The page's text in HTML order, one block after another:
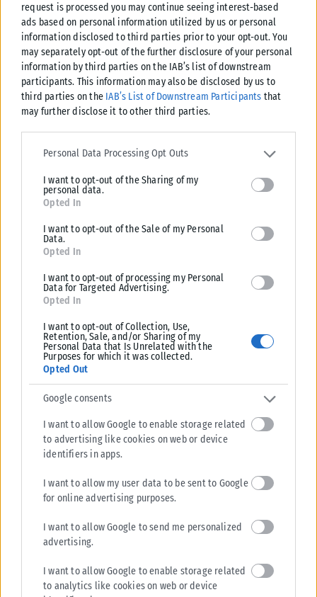
request is processed you may continue seeing interest-based
ads based on personal information utilized by us or personal
information disclosed to third parties prior to your opt-out. You
may separately opt-out of the further disclosure of your personal
information by third parties on the IAB’s list of downstream
participants. This information may also be disclosed by us to
third parties on the IAB’s List of Downstream Participants that
may further disclose it to other third parties.
Please note that this website/app uses one or more Google
services and may gather and store information including but not
deny consent to Google and its third-party tags to use your data
for below specified purposes in below Google consent section.
Personal Data Processing Opt Outs
I want to opt-out of the Sharing of my
personal data.
Opted In
I want to opt-out of the Sale of my Personal
Data.
Opted In
I want to opt-out of processing my Personal
Data for Targeted Advertising.
Opted In
I want to opt-out of Collection, Use,
Retention, Sale, and/or Sharing of my
Personal Data that Is Unrelated with the
Purposes for which it was collected.
Opted Out
Google consents
I want to allow Google to enable storage related
to advertising like cookies on web or device
identifiers in apps.
I want to allow my user data to be sent to Google
for online advertising purposes.
I want to allow Google to send me personalized
advertising.
I want to allow Google to enable storage related
to analytics like cookies on web or device
Ένας έφυγε, ένας ήρθε στον Δ.Χαλκηδόνος
πραγματοποιήθηκε σήμερα η ορκωμοσία του Στυλιανού Τζουράκη, ο
οποίος αναλαμβάνει καθήκοντα συμβούλου της Τοπικής...
ΠΑΡΑΠΟΛΙΤΙΚΆ
Μια συμπόρευση που έχει «άρωμα» πρωταθλητή πέτυχε ο δήμαρχος
Παύλου Μελά, Δημήτρης Ασλανίδης. Τι κι αν οι δημοτικές εκλογές
αργούν...
ΑΝΑΡΤΉΘΗΚΕ ΑΠΌΒΟΎΛΑ ΑΛΜΑΛΙΏΤΗ 31/07/2026